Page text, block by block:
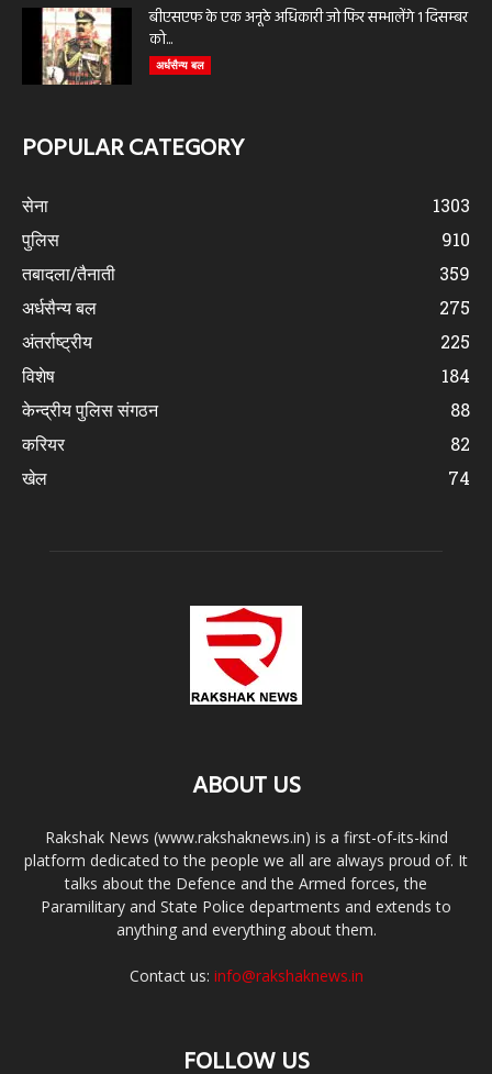
बीएसएफ के एक अनूठे अधिकारी जो फिर सम्भालेंगे 1 दिसम्बर
को...
अर्धसैन्य बल
POPULAR CATEGORY
सेना
1303
पुलिस
910
तबादला/तैनाती
359
अर्धसैन्य बल
275
अंतर्राष्ट्रीय
225
विशेष
184
केन्द्रीय पुलिस संगठन
88
करियर
82
खेल
74
ABOUT US
Rakshak News (www.rakshaknews.in) is a first-of-its-kind
platform dedicated to the people we all are always proud of. It
talks about the Defence and the Armed forces, the
Paramilitary and State Police departments and extends to
anything and everything about them.
Contact us: info@rakshaknews.in
FOLLOW US